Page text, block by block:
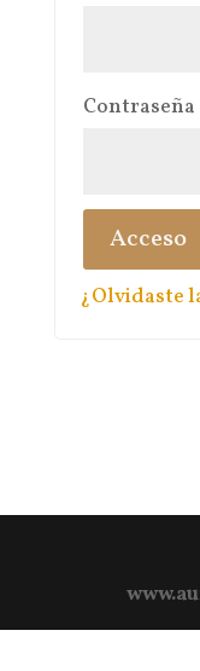
Contraseña
Acceso
¿Olvidaste